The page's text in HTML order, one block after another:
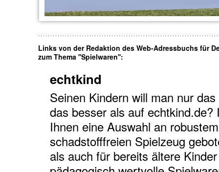
Links von der Redaktion des Web-Adressbuchs für
zum Thema ''Spielwaren'':
echtkind
Seinen Kindern will man nur
das besser als auf
Ihnen eine Auswahl an
schadstofffreien Spielzeug
als auch für bereits ältere